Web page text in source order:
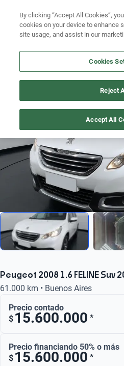
Buscá por marca
Buscá por marca
Buscá por modelo
Buscá por versión
Buscá por año
2008>2017
Peugeot 2008 1.6 FELINE Suv
61.000 km • Buenos Aires
Precio contado
$ 15.600.000 *
Precio financiando 50% o más
$ 15.600.000 *
By clicking “Accept All Cookies”,
cookies on your device to enhance
site usage, and assist in our
Cookies
Reject
Accept All